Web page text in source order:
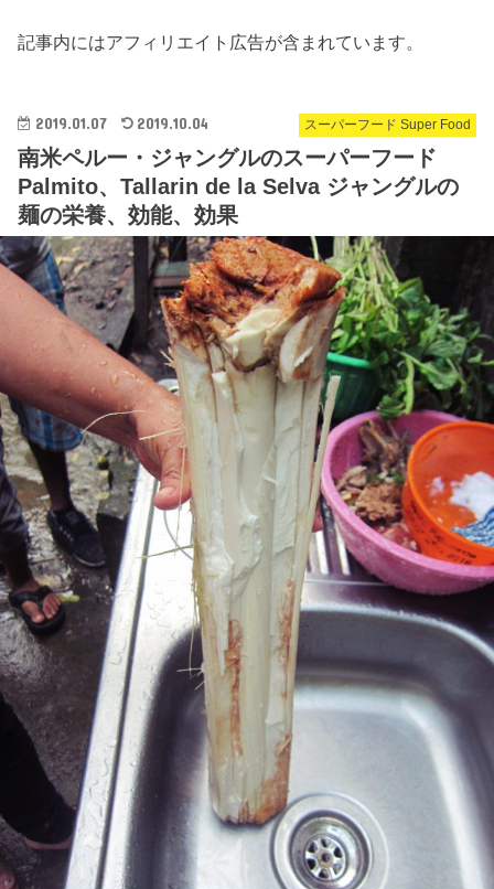
記事内にはアフィリエイト広告が含まれています。
スーパーフード Super Food
2019.01.07 2019.10.04
南米ペルー・ジャングルのスーパーフード
Palmito、Tallarin de la Selva ジャングルの
麺の栄養、効能、効果